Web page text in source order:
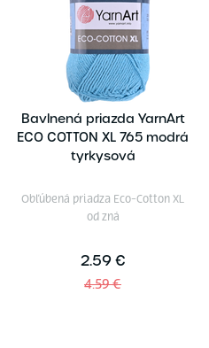
Bavlnená priazda YarnArt
ECO COTTON XL 765 modrá
tyrkysová
Obľúbená priadza Eco-Cotton XL
od zná
2.59 €
4.59 €